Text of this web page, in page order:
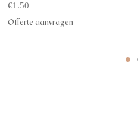
€1.50
Offerte aanvragen